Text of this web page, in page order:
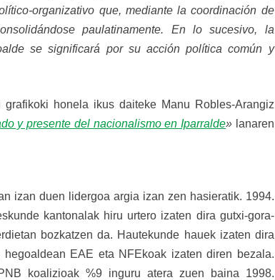
organizativo que, mediante la coordinación de
paulatinamente. En lo sucesivo, la
se significará por su acción política común y
honela ikus daiteke Manu Robles-Arangiz
y presente del nacionalismo en Iparralde» lanaren
izan duen lidergoa argia izan zen hasieratik. 1994.
kantonalak hiru urtero izaten dira gutxi-gora-
bozkatzen da. Hautekunde hauek izaten dira
EAE eta NFEkoak izaten diren bezala.
koalizioak %9 inguru atera zuen baina 1998.